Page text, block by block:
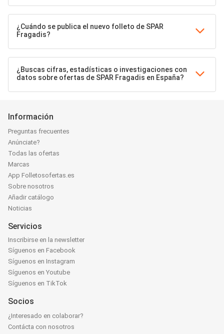
¿Cuándo se publica el nuevo folleto de SPAR
Fragadis?
¿Buscas cifras, estadísticas o investigaciones con
datos sobre ofertas de SPAR Fragadis en España?
Información
Preguntas frecuentes
Anúnciate?
Todas las ofertas
Marcas
App Folletosofertas.es
Sobre nosotros
Añadir catálogo
Noticias
Servicios
Inscribirse en la newsletter
Síguenos en Facebook
Síguenos en Instagram
Síguenos en Youtube
Síguenos en TikTok
Socios
¿Interesado en colaborar?
Contácta con nosotros